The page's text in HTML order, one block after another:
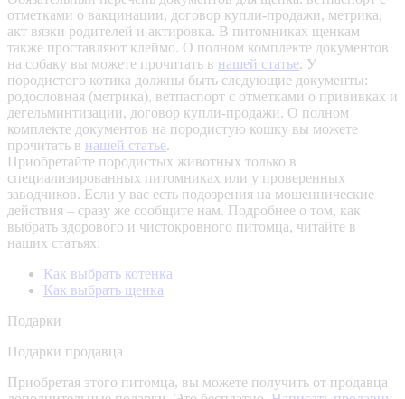
отметками о вакцинации, договор купли-продажи, метрика,
акт вязки родителей и актировка. В питомниках щенкам
также проставляют клеймо. О полном комплекте документов
на собаку вы можете прочитать в нашей статье. У
породистого котика должны быть следующие документы:
родословная (метрика), ветпаспорт с отметками о прививках и
дегельминтизации, договор купли-продажи. О полном
комплекте документов на породистую кошку вы можете
прочитать в нашей статье.
Приобретайте породистых животных только в
специализированных питомниках или у проверенных
заводчиков. Если у вас есть подозрения на мошеннические
действия – сразу же сообщите нам. Подробнее о том, как
выбрать здорового и чистокровного питомца, читайте в
наших статьях:
Как выбрать котенка
Как выбрать щенка
Подарки
Подарки продавца
Приобретая этого питомца, вы можете получить от продавца